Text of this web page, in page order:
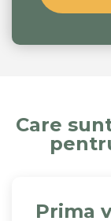
Care
Prima